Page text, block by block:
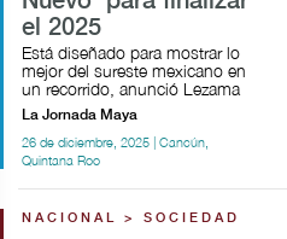
el 2025
Está diseñado para mostrar lo
mejor del sureste mexicano en
un recorrido, anunció Lezama
La Jornada Maya
26 de diciembre, 2025 | Cancún,
Quintana Roo
NACIONAL > SOCIEDAD